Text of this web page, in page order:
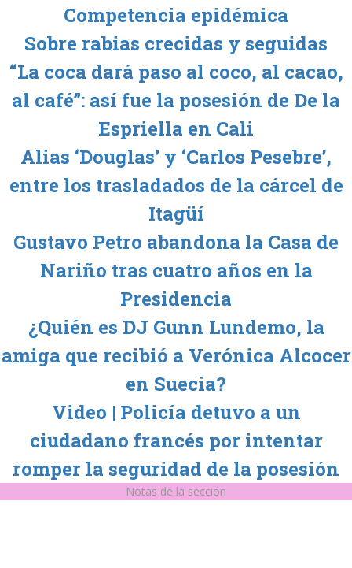
Competencia epidémica
Sobre rabias crecidas y seguidas
“La coca dará paso al coco, al cacao,
al café”: así fue la posesión de De la
Espriella en Cali
Alias ‘Douglas’ y ‘Carlos Pesebre’,
entre los trasladados de la cárcel de
Itagüí
Gustavo Petro abandona la Casa de
Nariño tras cuatro años en la
Presidencia
¿Quién es DJ Gunn Lundemo, la
amiga que recibió a Verónica Alcocer
en Suecia?
Video | Policía detuvo a un
ciudadano francés por intentar
romper la seguridad de la posesión
Notas de la sección